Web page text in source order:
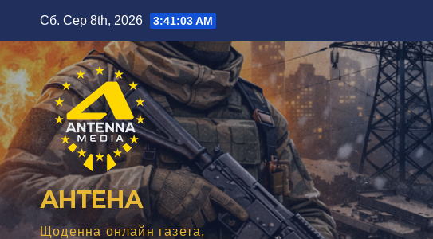
вмісту
Сб. Сер 8th, 2026 3:41:04 AM
АНТЕНА
Щоденна онлайн газета,